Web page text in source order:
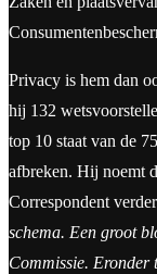
Privacy is hem dan
hij 132
top 10 staat van de
afbreken. Hij noemt
Correspondent
schema. Een groot
Commissie. Eronder